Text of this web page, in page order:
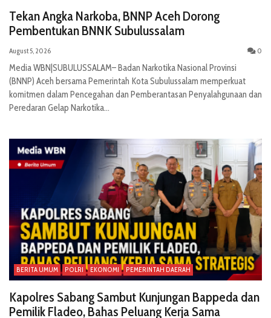
Tekan Angka Narkoba, BNNP Aceh Dorong
Pembentukan BNNK Subulussalam
August 5, 2026 0
Media WBN|SUBULUSSALAM– Badan Narkotika Nasional Provinsi
(BNNP) Aceh bersama Pemerintah Kota Subulussalam memperkuat
komitmen dalam Pencegahan dan Pemberantasan Penyalahgunaan dan
Peredaran Gelap Narkotika...
BERITA UMUM POLRI EKONOMI PEMERINTAH DAERAH
Kapolres Sabang Sambut Kunjungan Bappeda dan
Pemilik Fladeo, Bahas Peluang Kerja Sama